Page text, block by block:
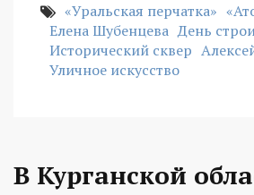
«Уральская перчатка»
Елена Шубенцева День
Исторический сквер
Уличное искусство
В Курганской